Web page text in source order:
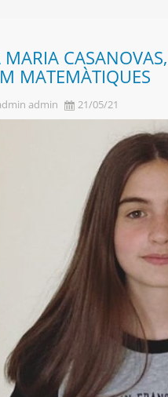
MARIA
MATEMÀTIQUES
admin 21/05/21